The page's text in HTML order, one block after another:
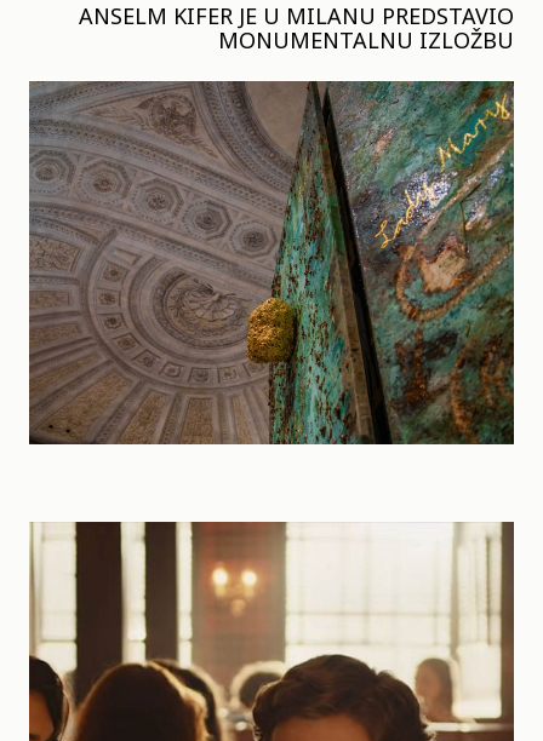
ANSELM KIFER JE U MILANU PREDSTAVIO
MONUMENTALNU IZLOŽBU